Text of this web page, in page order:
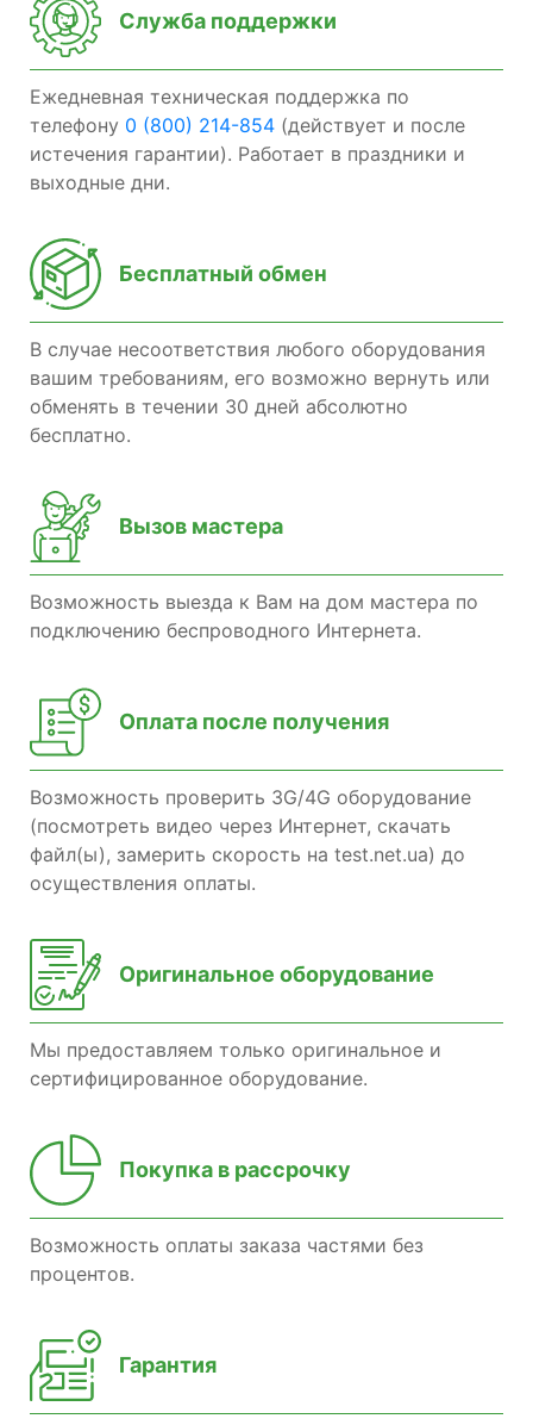
Служба поддержки
Ежедневная техническая поддержка по
телефону 0 (800) 214-854 (действует и после
истечения гарантии). Работает в праздники и
выходные дни.
Бесплатный обмен
В случае несоответствия любого оборудования
вашим требованиям, его возможно вернуть или
обменять в течении 30 дней абсолютно
бесплатно.
Вызов мастера
Возможность выезда к Вам на дом мастера по
подключению беспроводного Интернета.
Оплата после получения
Возможность проверить 3G/4G оборудование
(посмотреть видео через Интернет, скачать
файл(ы), замерить скорость на test.net.ua) до
осуществления оплаты.
Оригинальное оборудование
Мы предоставляем только оригинальное и
сертифицированное оборудование.
Покупка в рассрочку
Возможность оплаты заказа частями без
процентов.
Гарантия